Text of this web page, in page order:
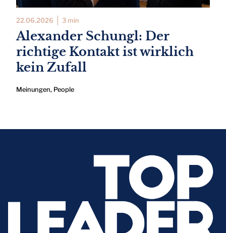
22.06.2026 3 min
Alexander Schungl: Der
richtige Kontakt ist wirklich
kein Zufall
Meinungen, People